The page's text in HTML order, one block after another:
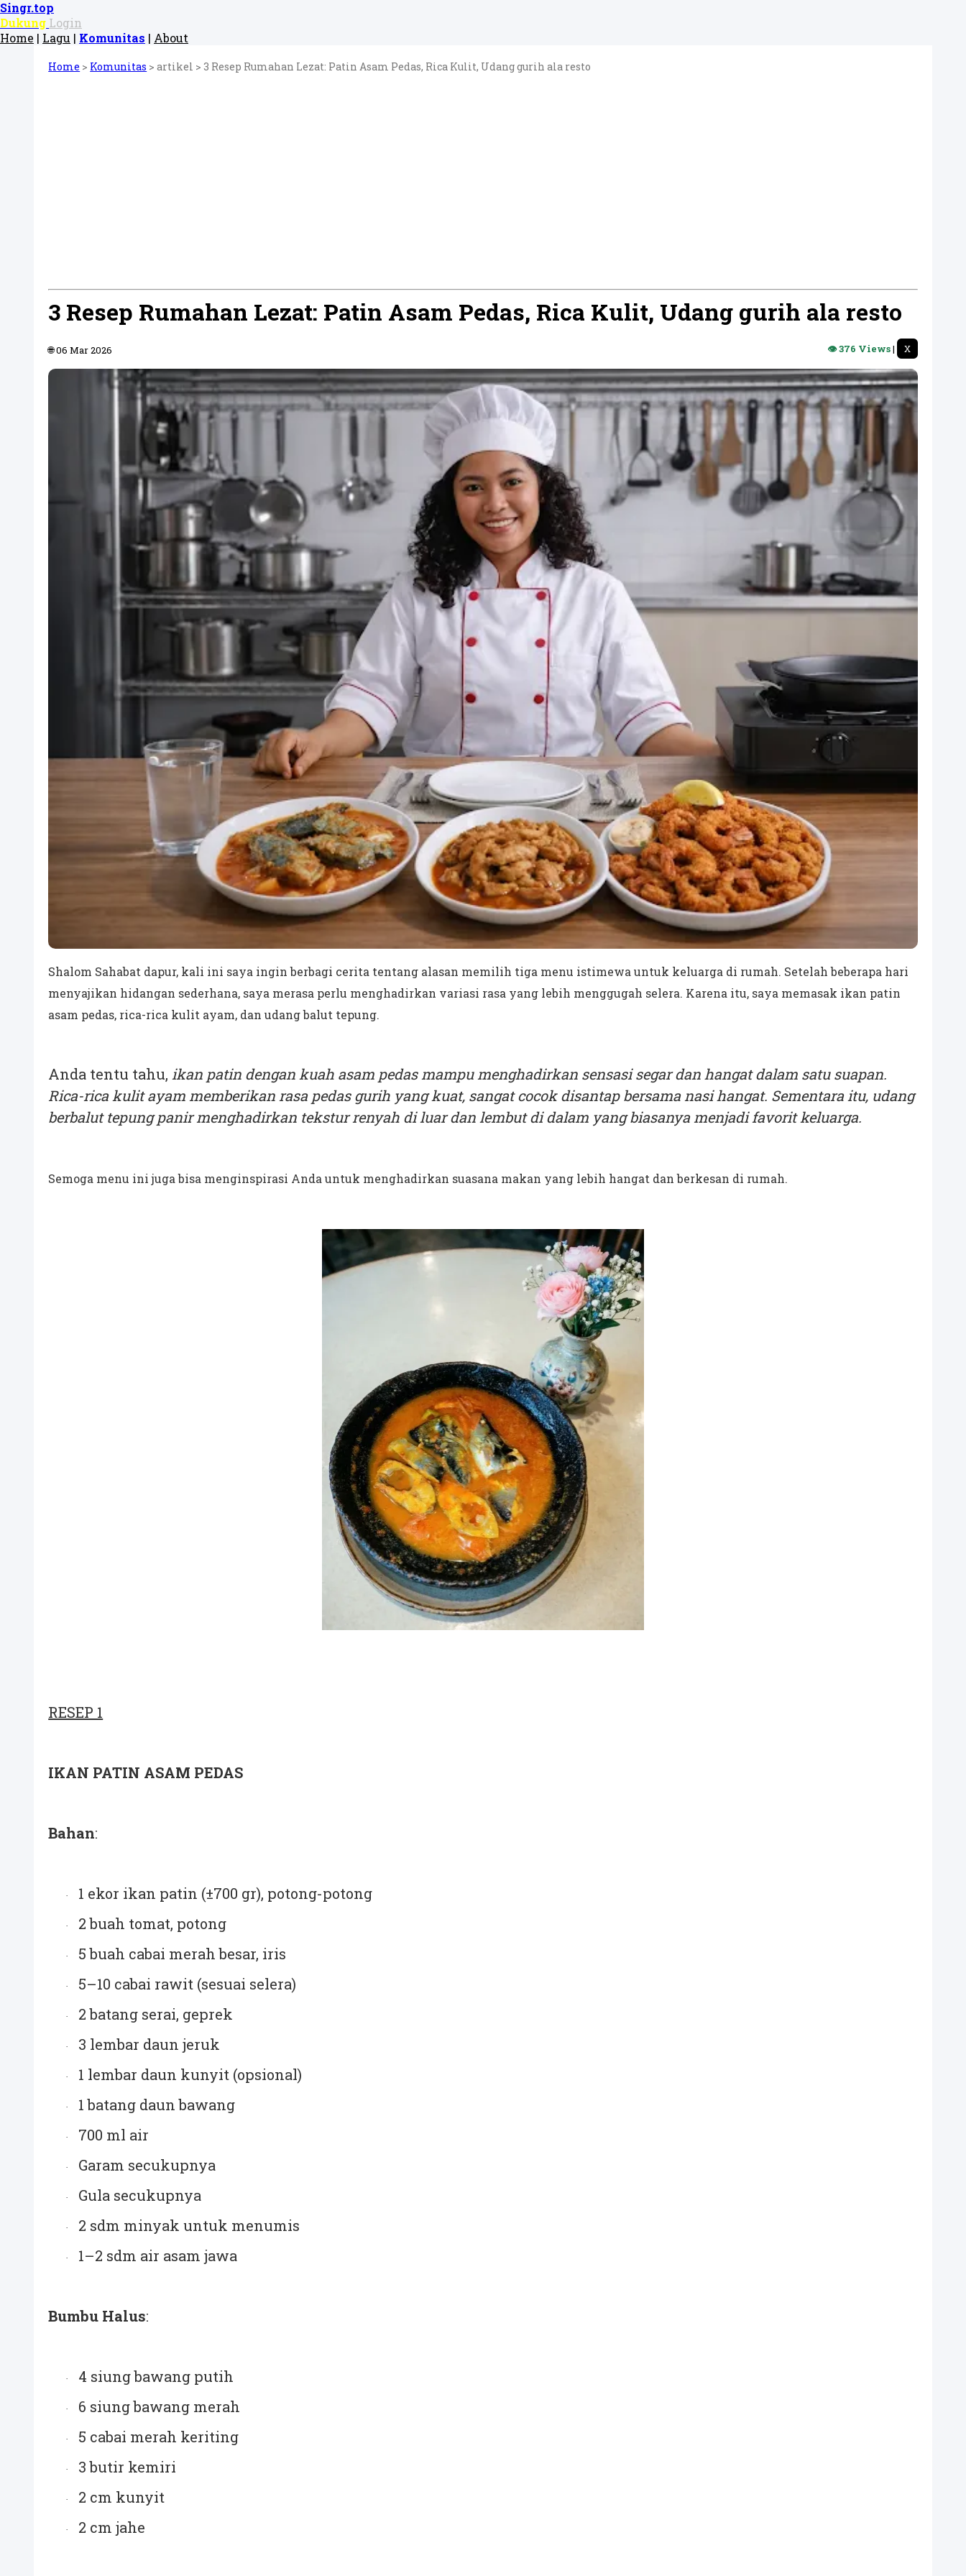
Singr.top
Dukung Login
Home | Lagu | Komunitas | About
Home > Komunitas > artikel >3 Resep Rumahan Lezat: Patin Asam Pedas, Rica Kulit, Udang gurih ala resto
3 Resep Rumahan Lezat: Patin Asam Pedas, Rica Kulit, Udang gurih ala resto
🌐 06 Mar 2026 👁 376 Views| X
Shalom Sahabat dapur, kali ini saya ingin berbagi cerita tentang alasan memilih tiga menu istimewa untuk keluarga di rumah. Setelah beberapa hari
menyajikan hidangan sederhana, saya merasa perlu menghadirkan variasi rasa yang lebih menggugah selera. Karena itu, saya memasak ikan patin
asam pedas, rica-rica kulit ayam, dan udang balut tepung.
Anda tentu tahu, ikan patin dengan kuah asam pedas mampu menghadirkan sensasi segar dan hangat dalam satu suapan.
Rica-rica kulit ayam memberikan rasa pedas gurih yang kuat, sangat cocok disantap bersama nasi hangat. Sementara itu, udang
berbalut tepung panir menghadirkan tekstur renyah di luar dan lembut di dalam yang biasanya menjadi favorit keluarga.
Semoga menu ini juga bisa menginspirasi Anda untuk menghadirkan suasana makan yang lebih hangat dan berkesan di rumah.
RESEP 1
IKAN PATIN ASAM PEDAS
Bahan:
· 1 ekor ikan patin (±700 gr), potong-potong
· 2 buah tomat, potong
· 5 buah cabai merah besar, iris
· 5–10 cabai rawit (sesuai selera)
· 2 batang serai, geprek
· 3 lembar daun jeruk
· 1 lembar daun kunyit (opsional)
· 1 batang daun bawang
· 700 ml air
· Garam secukupnya
· Gula secukupnya
· 2 sdm minyak untuk menumis
· 1–2 sdm air asam jawa
Bumbu Halus:
· 4 siung bawang putih
· 6 siung bawang merah
· 5 cabai merah keriting
· 3 butir kemiri
· 2 cm kunyit
· 2 cm jahe